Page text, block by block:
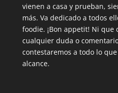
vienen a casa y prueban,
más. Va dedicado a todos
foodie. ¡Bon appetit! Ni que
cualquier duda o
contestaremos a todo lo
alcance.